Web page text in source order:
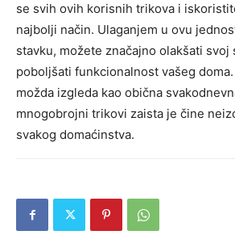
se svih ovih korisnih trikova i
najbolji način. Ulaganjem u ovu
stavku, možete značajno olakšati
poboljšati funkcionalnost vašeg
možda izgleda kao obična
mnogobrojni trikovi zaista je čine
svakog domaćinstva.